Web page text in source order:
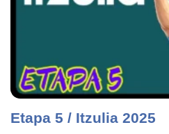
Etapa 5 / Itzulia 2025